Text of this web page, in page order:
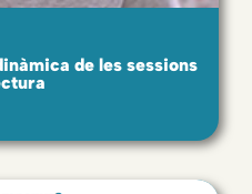
de les sessions